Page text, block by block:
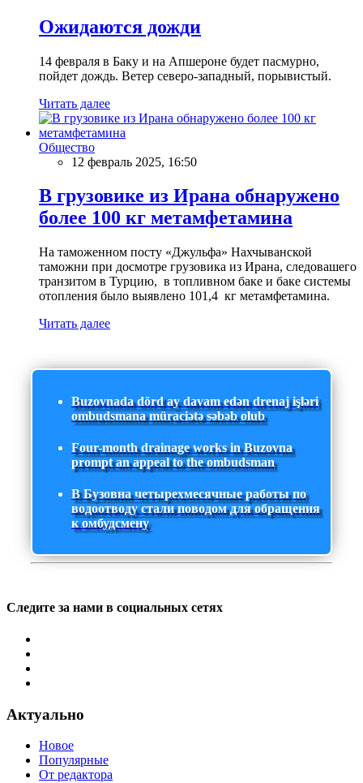
Ожидаются дожди
14 февраля в Баку и на Апшероне будет пасмурно,
пойдет дождь. Ветер северо-западный, порывистый.
Читать далее
Общество
12 февраль 2025, 16:50
В грузовике из Ирана обнаружено
более 100 кг метамфетамина
На таможенном посту «Джульфа» Нахчыванской
таможни при досмотре грузовика из Ирана, следовашего
транзитом в Турцию, в топливном баке и баке системы
отопления было выявлено 101,4 кг метамфетамина.
Читать далее
Buzovnada dörd ay davam edən drenaj işləri
ombudsmana müraciətə səbəb olub
Four-month drainage works in Buzovna
prompt an appeal to the ombudsman
В Бузовна четырехмесячные работы по
водоотводу стали поводом для обращения
к омбудсмену
Следите за нами в социальных сетях
Актуально
Новое
Популярные
От редактора